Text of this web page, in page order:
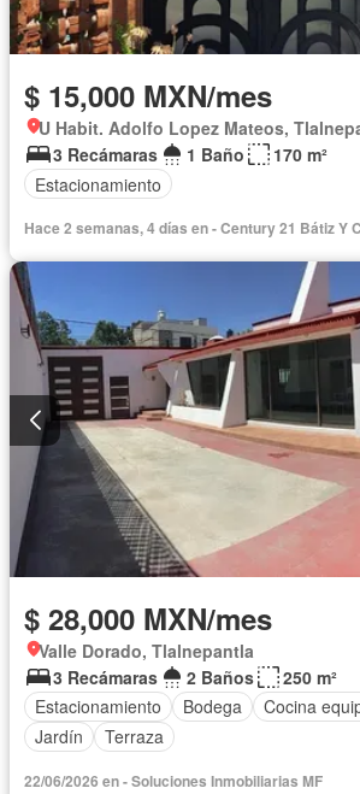
$ 15,000 MXN/mes
U Habit. Adolfo Lopez Mateos,
3 Recámaras
1 Baño
170 m²
Estacionamiento
Hace 2 semanas, 4 días en - Century 21 Bátiz Y
$ 28,000 MXN/mes
Valle Dorado, Tlalnepantla
3 Recámaras
2 Baños
250 m²
Estacionamiento
Bodega Cocina
Jardín
Terraza
22/06/2026 en - Soluciones Inmobiliarias MF